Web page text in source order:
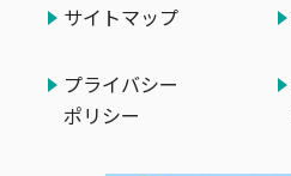
サイトマップ
プライバシー
ポリシー